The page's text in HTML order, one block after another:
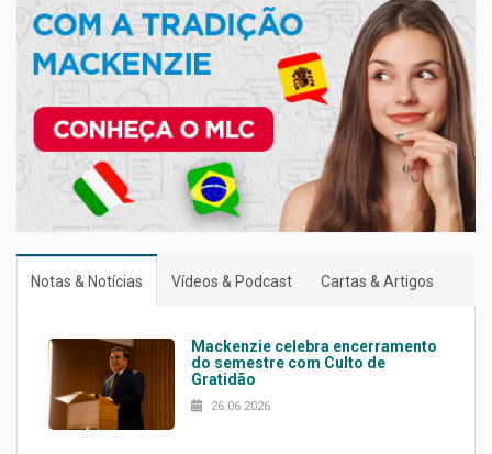
Notas & Notícias Vídeos & Podcast Cartas & Artigos
Mackenzie celebra encerramento
do semestre com Culto de
Gratidão
26.06.2026